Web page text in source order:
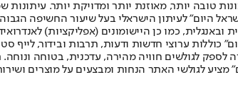
טובה יותר, מאוזנת יותר ומדויקת יותר. עיתונות
המודפסת הראשונה פורסמה ב-30 ביולי 2007, וב-2010 הפך "ישראל היום"
כוללות ערוצי חדשות ודעות, תרבות ובידור, לייף
לספק לגולשים חוויה מהירה, עדכנית, בטוחה
לגולשי האתר הנחות ומבצעים על מוצרים